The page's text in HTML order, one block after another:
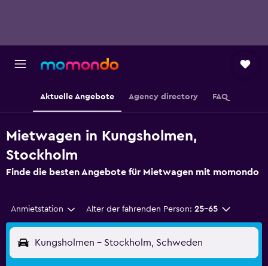
Aktuelle Angebote Agency directory FAQ
Mietwagen in Kungsholmen,
Stockholm
Finde die besten Angebote für Mietwagen mit momondo
Anmietstation Alter der fahrenden Person: 25-65
Kungsholmen - Stockholm, Schweden